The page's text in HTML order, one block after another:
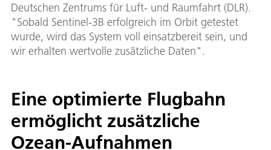
Deutschen Zentrums für Luft- und Raumfahrt (DLR).
"Sobald Sentinel-3B erfolgreich im Orbit getestet
wurde, wird das System voll einsatzbereit sein, und
wir erhalten wertvolle zusätzliche Daten".
Eine optimierte Flugbahn
ermöglicht zusätzliche
Ozean-Aufnahmen